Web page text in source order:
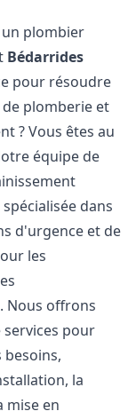
plombier
Bédarrides
pour résoudre
plomberie et
? Vous êtes au
équipe de
spécialisée dans
d'urgence et de
les
Nous offrons
services pour
besoins,
la
mise en